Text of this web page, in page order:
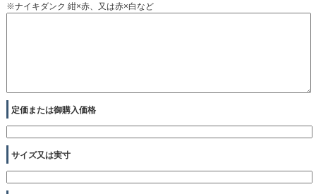
※ナイキダンク 紺×赤、又は赤×白など
定価または御購入価格
サイズ又は実寸